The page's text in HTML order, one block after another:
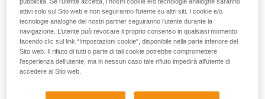
attivi solo sul Sito web e non seguiranno l’utente su altri siti. I cookie e/o
tecnologie analoghe dei nostri partner seguiranno l’utente durante la
navigazione. L’utente può revocare il proprio consenso in qualsiasi momento
facendo clic sul link “Impostazioni cookie”, disponibile nella parte inferiore del
Sito web. Il rifiuto di tutti o parte di tali cookie potrebbe compromettere
l’esperienza dell’utente, ma in nessun caso tale rifiuto impedirà all’utente di
accedere al Sito web.